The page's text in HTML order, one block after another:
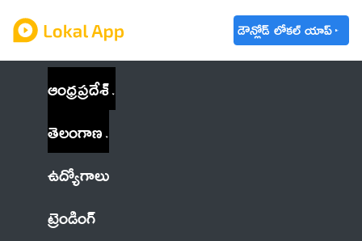
డౌన్లోడ్ లోకల్ యాప్
ఆంధ్రప్రదేశ్
తెలంగాణ
ఉద్యోగాలు
ట్రెండింగ్